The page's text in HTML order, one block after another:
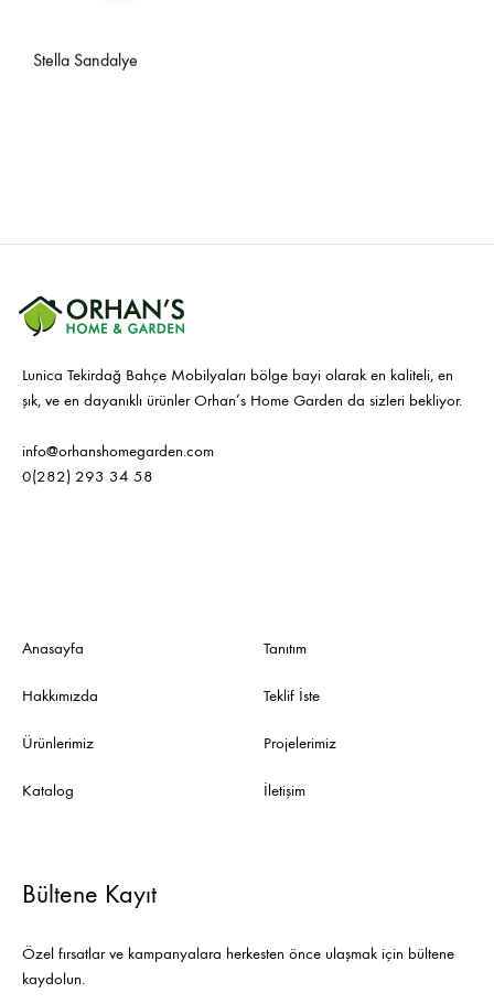
Stella Sandalye
Lunica Tekirdağ Bahçe Mobilyaları bölge bayi olarak en kaliteli, en
şık, ve en dayanıklı ürünler Orhan’s Home Garden da sizleri bekliyor.
info@orhanshomegarden.com
0(282) 293 34 58
Anasayfa
Hakkımızda
Ürünlerimiz
Katalog
Tanıtım
Teklif İste
Projelerimiz
İletişim
Bültene Kayıt
Özel fırsatlar ve kampanyalara herkesten önce ulaşmak için bültene
kaydolun.